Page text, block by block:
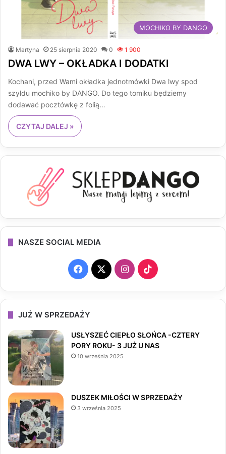
MOCHIKO BY DANGO
Martyna 25 sierpnia 2020 0 1 900
DWA LWY – OKŁADKA I DODATKI
Kochani, przed Wami okładka jednotmówki Dwa lwy spod
szyldu mochiko by DANGO. Do tego tomiku będziemy
dodawać pocztówkę z folią…
CZYTAJ DALEJ »
NASZE SOCIAL MEDIA
F
a
c
e
b
k
X
I
n
a
T
i
T
o
JUŻ W SPRZEDAŻY
USŁYSZEĆ CIEPŁO SŁOŃCA -CZTERY
PORY ROKU- 3 JUŻ U NAS
10 września 2025
DUSZEK MIŁOŚCI W SPRZEDAŻY
3 września 2025